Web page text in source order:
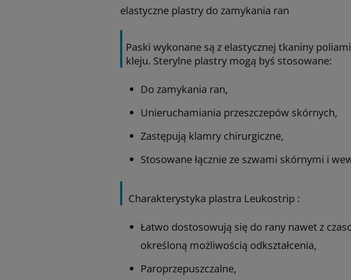
elastyczne plastry do zamykania ran
Paski wykonane są z elastycznej tkaniny
kleju. Sterylne plastry mogą byś stosowane:
Do zamykania ran,
Unieruchamiania przeszczepów skórnych,
Zastępują klamry chirurgiczne,
Stosowane łącznie ze szwami skórnymi i
Charakterystyka plastra Leukostrip :
Łatwo dostosowują się do rany nawet z
określoną możliwością odkształcenia,
Paroprzepuszczalne,